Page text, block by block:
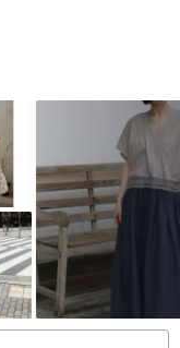
如果您需要訂製特定